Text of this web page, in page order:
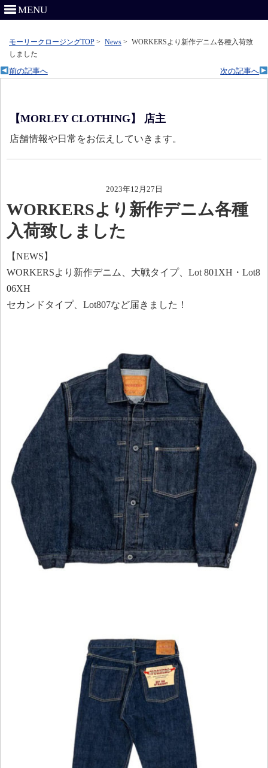
MENU
モーリークロージングTOP > News > WORKERSより新作デニム各種入荷致
しました
次の記事へ
前の記事へ
【MORLEY CLOTHING】 店主
店舗情報や日常をお伝えしていきます。
2023年12月27日
WORKERSより新作デニム各種
入荷致しました
【NEWS】
WORKERSより新作デニム、大戦タイプ、Lot 801XH・Lot8
06XH
セカンドタイプ、Lot807など届きました！